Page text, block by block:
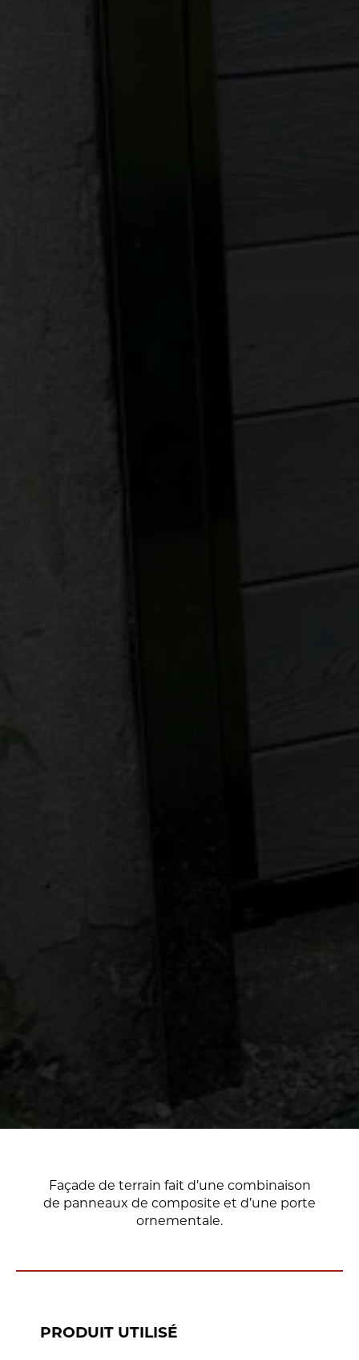
Façade de terrain fait d’une combinaison
de panneaux de composite et d’une porte
ornementale.
PRODUIT UTILISÉ